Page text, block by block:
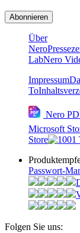
Abonnieren
Über
Nero
LabNero
Impressum
To
Nero
Microsoft
Store
Passwort-
Folgen Sie uns: